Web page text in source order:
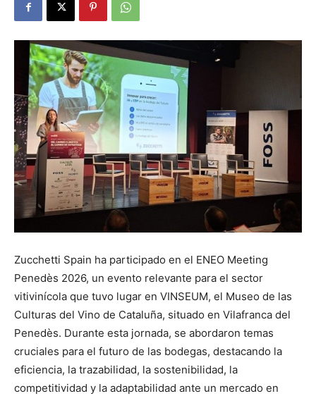
Zucchetti Spain ha participado en el ENEO Meeting
Penedès 2026, un evento relevante para el sector
vitivinícola que tuvo lugar en VINSEUM, el Museo de las
Culturas del Vino de Cataluña, situado en Vilafranca del
Penedès. Durante esta jornada, se abordaron temas
cruciales para el futuro de las bodegas, destacando la
eficiencia, la trazabilidad, la sostenibilidad, la
competitividad y la adaptabilidad ante un mercado en